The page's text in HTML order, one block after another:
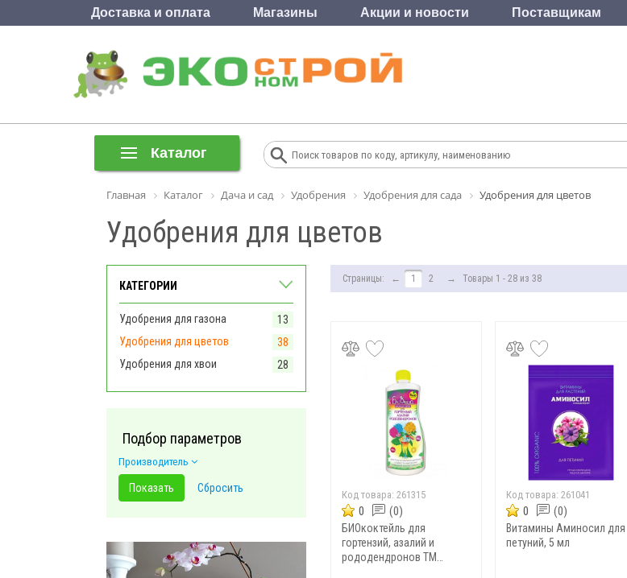
Доставка и оплата Магазины Акции и новости Поставщикам
Каталог
Главная Каталог Дача и сад Удобрения Удобрения для сада Удобрения для цветов
Удобрения для цветов
КАТЕГОРИИ
Удобрения для газона
13
Удобрения для цветов
38
Удобрения для хвои
28
Подбор параметров
Производитель
Страницы: ← 1 2 → Товары 1 - 28 из 38
Код товара: 261315
0 (0)
БИОкоктейль для
гортензий, азалий и
рододендронов ТМ
Код товара:261041
0 (0)
Витамины Аминосил для
петуний, 5 мл